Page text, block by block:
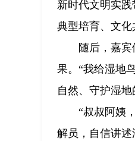
新时代文明实
典型培育、文化
随后，嘉
果。“我给湿地
自然、守护湿地
“叔叔阿姨
解员，自信讲